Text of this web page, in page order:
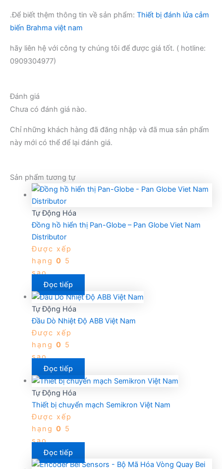
.Để biết thệm thông tin về sản phẩm: Thiết bị đánh lửa cảm
biến Brahma việt nam
hãy liên hệ với công ty chúng tôi để được giá tốt. ( hotline:
0909304977)
Đánh giá
Chưa có đánh giá nào.
Chỉ những khách hàng đã đăng nhập và đã mua sản phẩm
này mới có thể để lại đánh giá.
Sản phẩm tương tự
Tự Động Hóa
Đồng hồ hiển thị Pan-Globe – Pan Globe Viet Nam
Distributor
Được xếp
hạng 0 5
sao
Đọc tiếp
Tự Động Hóa
Đầu Dò Nhiệt Độ ABB Việt Nam
Được xếp
hạng 0 5
sao
Đọc tiếp
Tự Động Hóa
Thiết bị chuyển mạch Semikron Việt Nam
Được xếp
hạng 0 5
sao
Đọc tiếp